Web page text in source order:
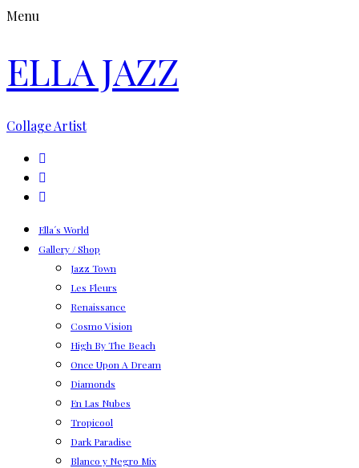
Menu
ELLA JAZZ
Collage Artist
Ella´s World
Gallery / Shop
Jazz Town
Les Fleurs
Renaissance
Cosmo Vision
High By The Beach
Once Upon A Dream
Diamonds
En Las Nubes
Tropicool
Dark Paradise
Blanco y Negro Mix